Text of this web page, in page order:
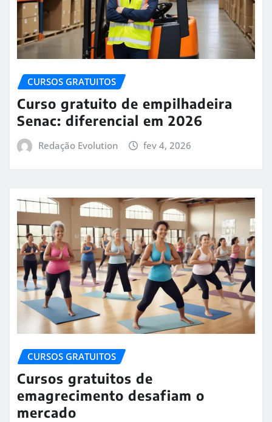
CURSOS GRATUITOS
Curso gratuito de empilhadeira
Senac: diferencial em 2026
Redação Evolution fev 4, 2026
CURSOS GRATUITOS
Cursos gratuitos de
emagrecimento desafiam o
mercado